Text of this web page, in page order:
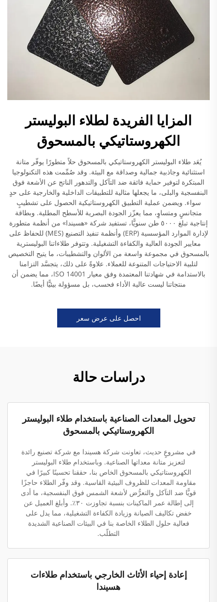
المزايا الفريدة لطلاء البوليستر
الكهروستاتيكي بالمسحوق
يُعَد طلاء البوليستر الكهروستاتيكي بالمسحوق حلاً متطورًا يوفّر متانة
استثنائية وجاذبية جمالية وصداقة مع البيئة. وقد صُمِّمت هذه التكنولوجيا
المبتكرة لتوفير حماية فائقة ضد التآكل والتدهور الناتج عن الأشعة فوق
البنفسجية والبلى، ما يجعلها مثالية للتطبيقات الداخلية والخارجية على حدٍ
سواء. ويضمن عملية التطبيق الكهروستاتيكية الحصول على تشطيبٍ
متجانسٍ ومتساوٍ، مما يعزّز الجودة البصرية للأسطح المطلية. وبطاقة
إنتاجية تبلغ ٥٠٠٠ طن سنويًّا، تستفيد شركة «هسيندا» من أنظمة متطورة
لإدارة الموارد المؤسسية (ERP) وأنظمة تنفيذ التصنيع (MES) للحفاظ على
معايير الجودة العالية والكفاءة التشغيلية. وتتوفر طلاءاتنا البوليسترية
بالمسحوق في مجموعة واسعة من الألوان والتشطيبات، ما يتيح التخصيص
لتلبية الاحتياجات المتنوعة للعملاء. علاوةً على ذلك، يتجسَّد التزامنا
بالاستدامة في شهادتنا المعتمدة وفق معيار ISO 14001، مما يضمن أن
منتجاتنا ليست عالية الأداء فحسب، بل مسؤولة بيئيًّا أيضًا.
احصل على عرض سعر
دراسات حالة
تحويل المعدات الصناعية باستخدام طلاء البوليستر
الكهروستاتيكي بالمسحوق
في مشروعٍ حديث، تعاونت شركة هسيندا مع شركة تصنيع رائدة
لتعزيز متانة معداتها الصناعية. وباستخدام طلاء البوليستر
الكهروستاتيكي بالمسحوق الخاص بنا، حققنا تحسينًا كبيرًا في
مقاومة المعدات للظروف البيئية القاسية. وقد وفّر الطلاء حاجزًا
قويًّا ضد التآكل والتعرُّض لأشعة الشمس فوق البنفسجية، ما أدى
إلى إطالة عمر الماكينات بنسبة تجاوزت ٣٠٪. وأبلغ العميل عن
خفض تكاليف الصيانة وزيادة الكفاءة التشغيلية، مما يدل على
فعالية حلول الطلاء الخاصة بنا في البيئات الصناعية الشديدة
التطلّب.
إعادة إحياء الأثاث الخارجي باستخدام طلاءات
هسيندا